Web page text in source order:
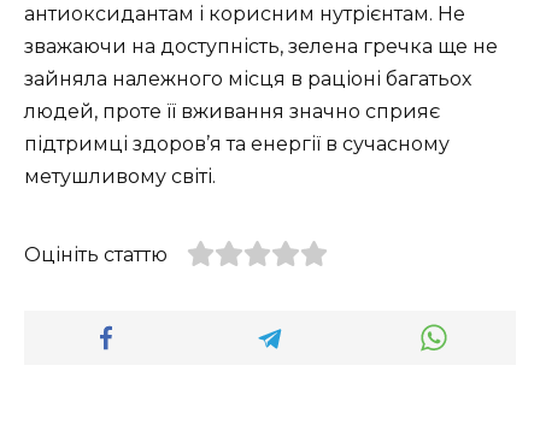
антиоксидантам і корисним нутрієнтам. Не
зважаючи на доступність, зелена гречка ще не
зайняла належного місця в раціоні багатьох
людей, проте її вживання значно сприяє
підтримці здоров’я та енергії в сучасному
метушливому світі.
Оцініть статтю